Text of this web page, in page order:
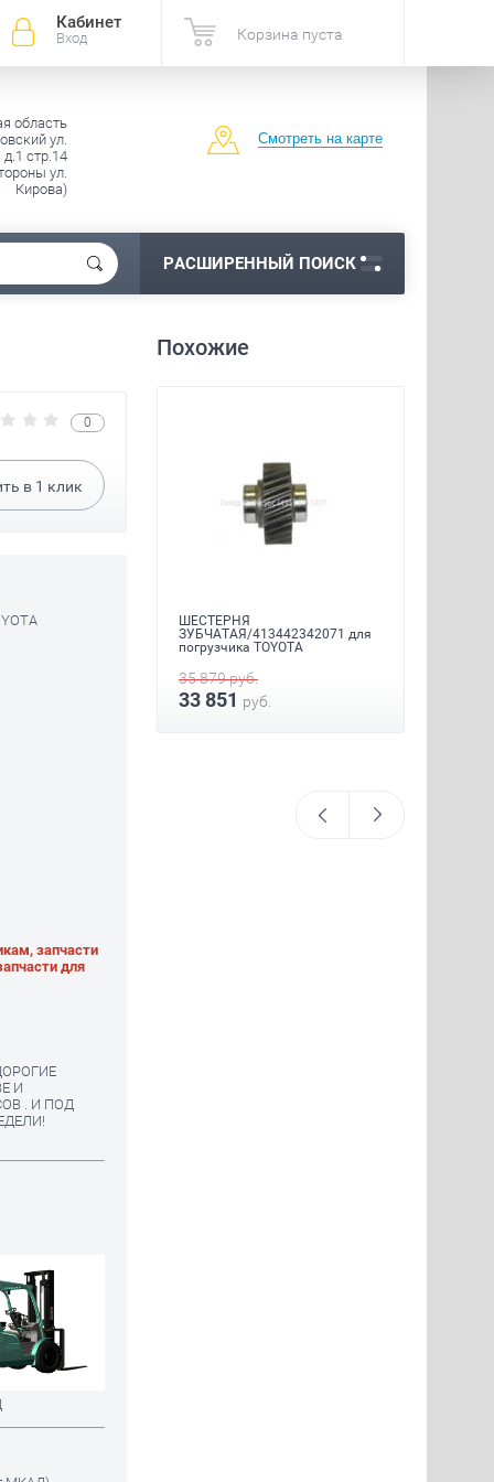
Кабинет
Вход Корзина пуста
область
ул.
стр.14
ул.
Кирова)
Смотреть на карте
РАСШИРЕННЫЙ ПОИСК
Похожие
ШЕСТЕРНЯ
ЗУБЧАТАЯ/413442342071 для
70 511 руб.
0
в 1 клик
запчасти
для
И
. И ПОД